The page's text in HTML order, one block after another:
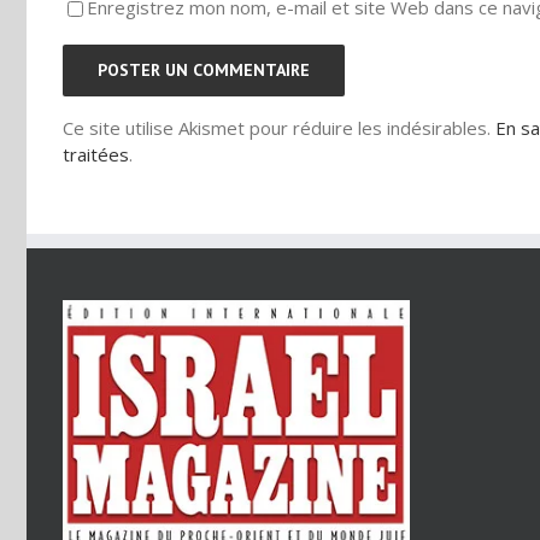
Enregistrez mon nom, e-mail et site Web dans ce
Ce site utilise Akismet pour réduire les indésirables. En
traitées.